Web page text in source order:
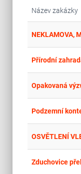
Název zakázky
Přírodní
Podzemní
OSVĚTLENÍ
Zduchovice